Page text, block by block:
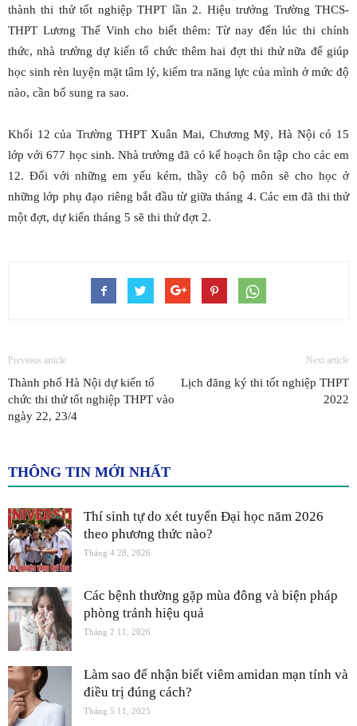
thành thi thử tốt nghiệp THPT lần 2. Hiệu trưởng Trường THCS-
THPT Lương Thế Vinh cho biết thêm: Từ nay đến lúc thi chính
thức, nhà trường dự kiến tổ chức thêm hai đợt thi thử nữa để giúp
học sinh rèn luyện mặt tâm lý, kiểm tra năng lực của mình ở mức độ
nào, cần bổ sung ra sao.
Khối 12 của Trường THPT Xuân Mai, Chương Mỹ, Hà Nội có 15
lớp với 677 học sinh. Nhà trường đã có kế hoạch ôn tập cho các em
12. Đối với những em yếu kém, thầy cô bộ môn sẽ cho học ở
những lớp phụ đạo riêng bắt đầu từ giữa tháng 4. Các em đã thi thử
một đợt, dự kiến tháng 5 sẽ thi thử đợt 2.
Previous article
Thành phố Hà Nội dự kiến tổ
chức thi thử tốt nghiệp THPT vào
ngày 22, 23/4
Next article
Lịch đăng ký thi tốt nghiệp THPT
2022
THÔNG TIN MỚI NHẤT
Thí sinh tự do xét tuyển Đại học năm 2026
theo phương thức nào?
Tháng 4 28, 2026
Các bệnh thường gặp mùa đông và biện pháp
phòng tránh hiệu quả
Tháng 2 11, 2026
Làm sao để nhận biết viêm amidan mạn tính và
điều trị đúng cách?
Tháng 5 11, 2025